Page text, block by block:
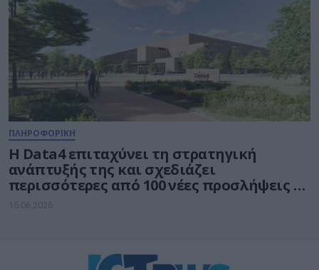
ΠΛΗΡΟΦΟΡΙΚΗ
Η Data4 επιταχύνει τη στρατηγική
ανάπτυξής της και σχεδιάζει
περισσότερες από 100 νέες προσλήψεις σε
όλη την Ευρώπη
15.06.2026